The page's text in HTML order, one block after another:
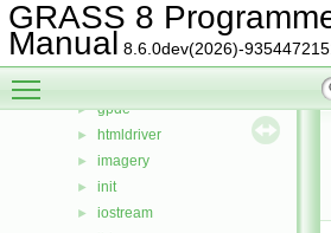
GRASS 8
Manual 8.6.0dev(2026)-
► dspf
► external
► gis
► gpde
► htmldriver
► imagery
► init
► iostream